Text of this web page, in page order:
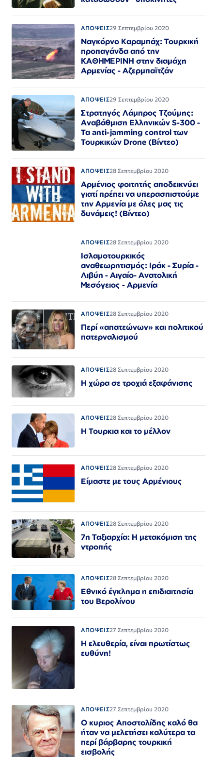
ΑΠΟΨΕΙΣ29 Σεπτεμβρίου 2020
Ναγκόρνο Καραμπάχ: Τουρκική
προπαγάνδα από την
ΚΑΘΗΜΕΡΙΝΗ στην διαμάχη
Αρμενίας - Αζερμπαϊτζάν
ΑΠΟΨΕΙΣ29 Σεπτεμβρίου 2020
Στρατηγός Λάμπρος Τζούμης:
Αναβάθμιση Ελληνικών S-300 -
Τα anti-jamming control των
Τουρκικών Drone (Βίντεο)
ΑΠΟΨΕΙΣ28 Σεπτεμβρίου 2020
Αρμένιος φοιτητής αποδεικνύει
γιατί πρέπει να υπερασπιστούμε
την Αρμενία με όλες μας τις
δυνάμεις! (Βίντεο)
ΑΠΟΨΕΙΣ28 Σεπτεμβρίου 2020
Ισλαμοτουρκικός
αναθεωρητισμός: Ιράκ - Συρία -
Λιβύη - Αιγαίο- Ανατολική
Μεσόγειος - Αρμενία
ΑΠΟΨΕΙΣ28 Σεπτεμβρίου 2020
Περί «απατεώνων» και πολιτικού
πατερναλισμού
ΑΠΟΨΕΙΣ28 Σεπτεμβρίου 2020
Η χώρα σε τροχιά εξαφάνισης
ΑΠΟΨΕΙΣ28 Σεπτεμβρίου 2020
Η Τουρκια και το μέλλον
ΑΠΟΨΕΙΣ28 Σεπτεμβρίου 2020
Είμαστε με τους Αρμένιους
ΑΠΟΨΕΙΣ28 Σεπτεμβρίου 2020
7η Ταξιαρχία: Η μετακόμιση της
ντροπής
ΑΠΟΨΕΙΣ28 Σεπτεμβρίου 2020
Εθνικό έγκλημα η επιδιαιτησία
του Βερολίνου
ΑΠΟΨΕΙΣ27 Σεπτεμβρίου 2020
Η ελευθερία, είναι πρωτίστως
ευθύνη!
ΑΠΟΨΕΙΣ27 Σεπτεμβρίου 2020
Ο κυριος Αποστολίδης καλό θα
ήταν να μελετήσει καλύτερα τα
περί βάρβαρης τουρκική
εισβολής